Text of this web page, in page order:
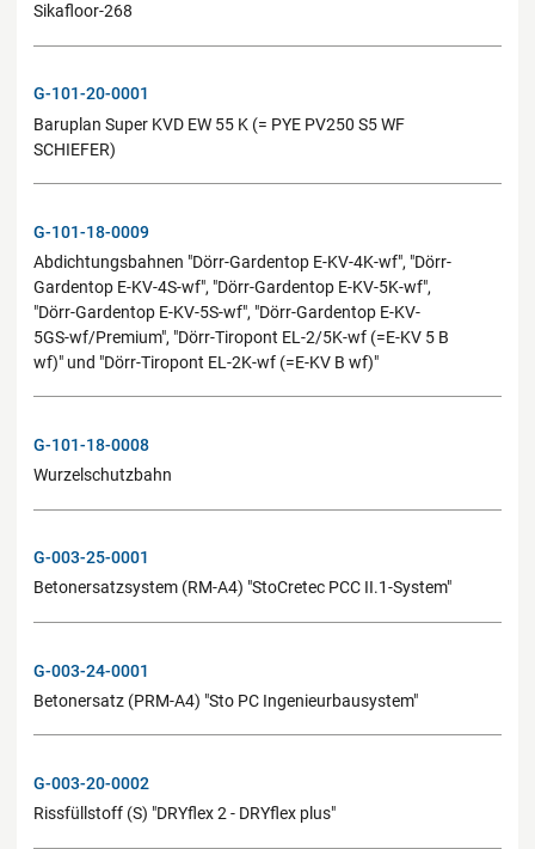
Sikafloor-268
G-101-20-0001
Baruplan Super KVD EW 55 K (= PYE PV250 S5 WF
SCHIEFER)
G-101-18-0009
Abdichtungsbahnen "Dörr-Gardentop E-KV-4K-wf", "Dörr-
Gardentop E-KV-4S-wf", "Dörr-Gardentop E-KV-5K-wf",
"Dörr-Gardentop E-KV-5S-wf", "Dörr-Gardentop E-KV-
5GS-wf/Premium", "Dörr-Tiropont EL-2/5K-wf (=E-KV 5 B
wf)" und "Dörr-Tiropont EL-2K-wf (=E-KV B wf)"
G-101-18-0008
Wurzelschutzbahn
G-003-25-0001
Betonersatzsystem (RM-A4) "StoCretec PCC II.1-System"
G-003-24-0001
Betonersatz (PRM-A4) "Sto PC Ingenieurbausystem"
G-003-20-0002
Rissfüllstoff (S) "DRYflex 2 - DRYflex plus"